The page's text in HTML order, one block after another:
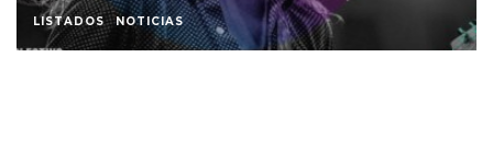
LISTADOS NOTICIAS